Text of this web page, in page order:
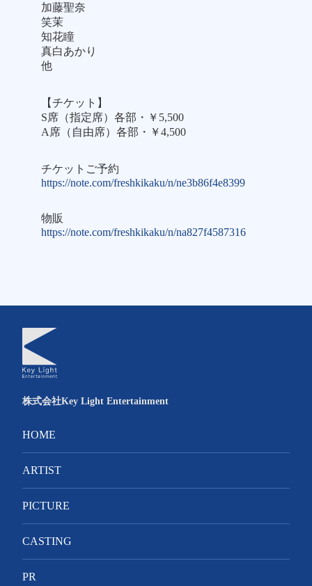
加藤聖奈
笑茉
知花瞳
真白あかり
他
【チケット】
S席（指定席）各部・￥5,500
A席（自由席）各部・￥4,500
チケットご予約
https://note.com/freshkikaku/n/ne3b86f4e8399
物販
https://note.com/freshkikaku/n/na827f4587316
株式会社Key Light Entertainment
HOME
ARTIST
PICTURE
CASTING
PR